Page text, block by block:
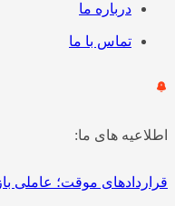
درباره ما
تماس با ما
اطلاعیه های ما:
قراردادهای موقت؛ عاملی